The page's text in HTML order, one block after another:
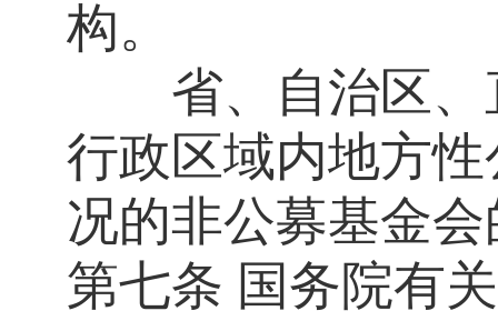
构。
省、自治区、
行政区域内地方
况的非公募基金
第七条 国务院有